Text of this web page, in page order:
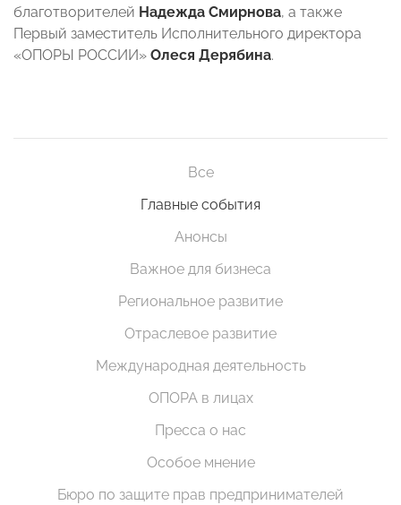
благотворителей Надежда Смирнова, а также
Первый заместитель Исполнительного директора
«ОПОРЫ РОССИИ» Олеся Дерябина.
Все
Главные события
Анонсы
Важное для бизнеса
Региональное развитие
Отраслевое развитие
Международная деятельность
ОПОРА в лицах
Пресса о нас
Особое мнение
Бюро по защите прав предпринимателей